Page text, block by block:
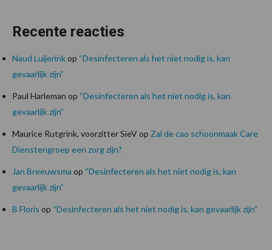
Recente reacties
Naud Luijerinkop “Desinfecteren als het niet nodig is, kan
gevaarlijk zijn”
Paul Harleman op “Desinfecteren als het niet nodig is, kan
gevaarlijk zijn”
Maurice Rutgrink, voorzitter SieVop Zal de cao schoonmaak Care
Dienstengroep een zorg zijn?
Jan Breeuwsma op “Desinfecteren als het niet nodig is, kan
gevaarlijk zijn”
B Floris op “Desinfecteren als het niet nodig is, kan gevaarlijk zijn”